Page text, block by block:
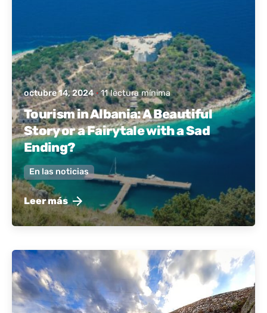
octubre 14, 2024 11 lectura mínima
Tourism in Albania: A Beautiful
Story or a Fairytale with a Sad
Ending?
En las noticias
Leer más
publicado por
Albania activa